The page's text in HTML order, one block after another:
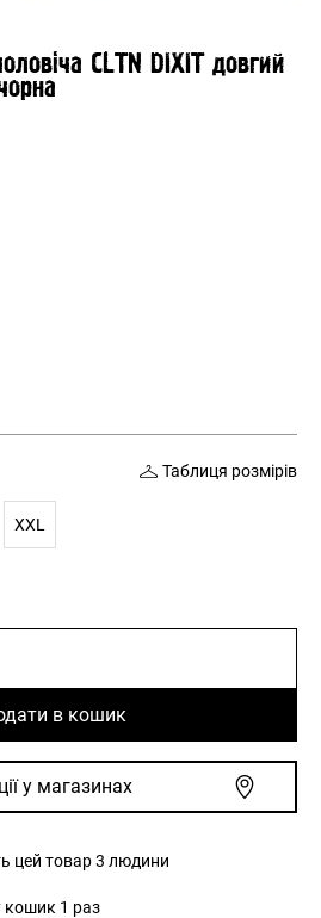
CLTN DIXIT довгий
Таблиця розмірів
XXL
в кошик
у магазинах
цей товар3 людини
кошик 1 раз